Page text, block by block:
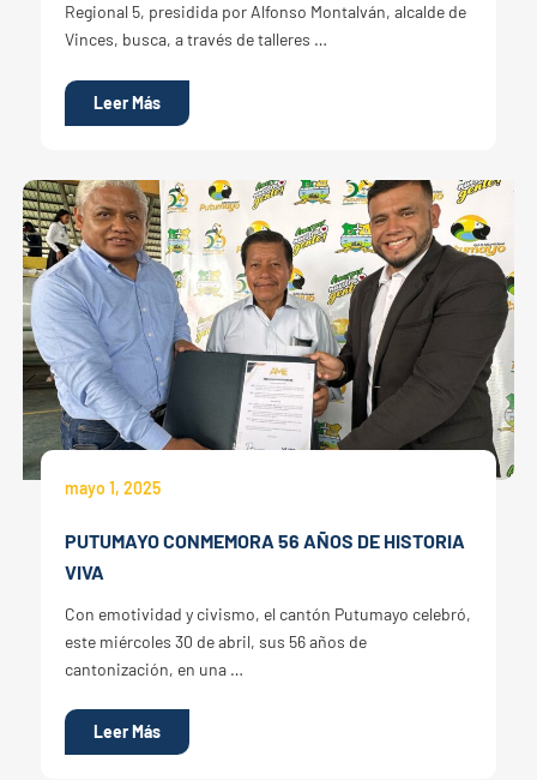
Regional 5, presidida por Alfonso Montalván, alcalde de
Vinces, busca, a través de talleres …
Leer Más
mayo 1, 2025
PUTUMAYO CONMEMORA 56 AÑOS DE HISTORIA
VIVA
Con emotividad y civismo, el cantón Putumayo celebró,
este miércoles 30 de abril, sus 56 años de
cantonización, en una …
Leer Más